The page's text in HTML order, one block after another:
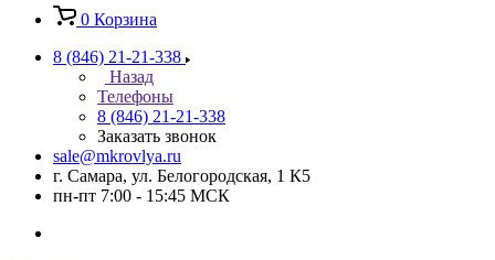
0 Корзина
8 (846) 21-21-338
Назад
Телефоны
8 (846) 21-21-338
Заказать звонок
sale@mkrovlya.ru
г. Самара, ул. Белогородская, 1 К5
пн-пт 7:00 - 15:45 МСК